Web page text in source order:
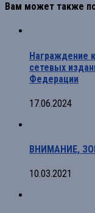
Вам может также
Награждение
сетевых
Федерации
17.06.2024
ВНИМАНИЕ,
10.03.2021